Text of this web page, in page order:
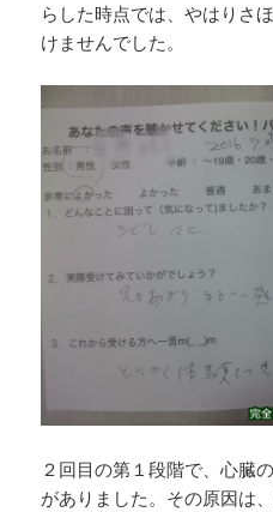
らした時点では、やはりさ
けませんでした。
２回目の第１段階で、心臓
がありました。その原因は